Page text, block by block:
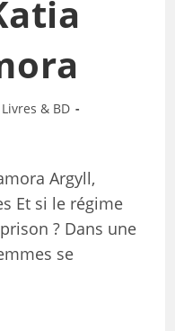
Livres & BD
Argyll,
Et si le régime
? Dans une
se